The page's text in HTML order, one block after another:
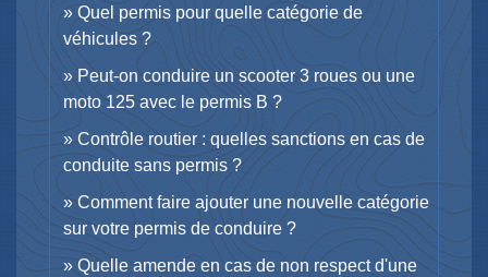
Quel permis pour quelle catégorie de
véhicules ?
Peut-on conduire un scooter 3 roues ou une
moto 125 avec le permis B ?
Contrôle routier : quelles sanctions en cas de
conduite sans permis ?
Comment faire ajouter une nouvelle catégorie
sur votre permis de conduire ?
Quelle amende en cas de non respect d'une